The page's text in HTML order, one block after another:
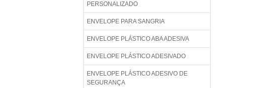
PERSONALIZADO
ENVELOPE PARA SANGRIA
ENVELOPE PLÁSTICO ABA ADESIVA
ENVELOPE PLÁSTICO ADESIVADO
ENVELOPE PLÁSTICO ADESIVO DE
SEGURANÇA